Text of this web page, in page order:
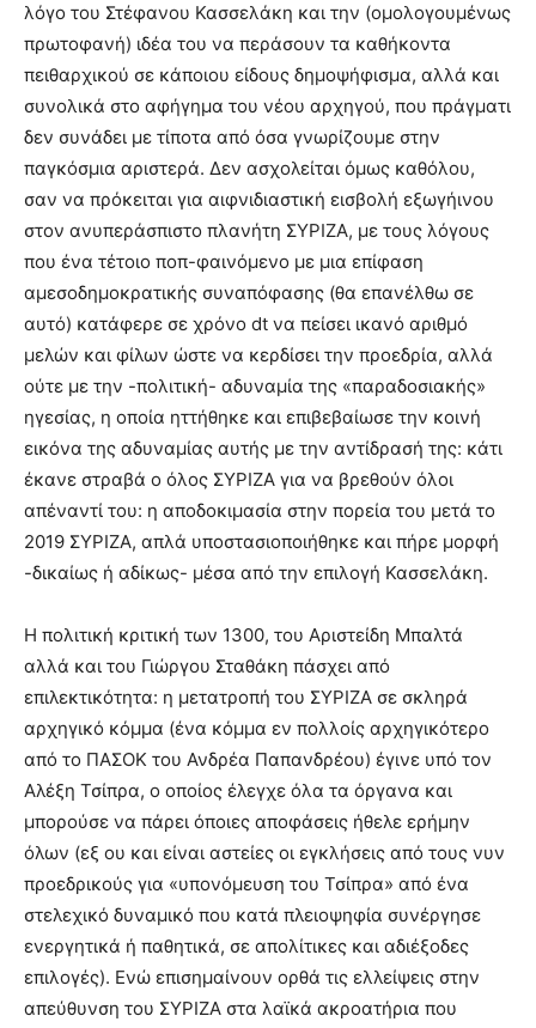
λόγο του Στέφανου Κασσελάκη και την (ομολογουμένως
πρωτοφανή) ιδέα του να περάσουν τα καθήκοντα
πειθαρχικού σε κάποιου είδους δημοψήφισμα, αλλά και
συνολικά στο αφήγημα του νέου αρχηγού, που πράγματι
δεν συνάδει με τίποτα από όσα γνωρίζουμε στην
παγκόσμια αριστερά. Δεν ασχολείται όμως καθόλου,
σαν να πρόκειται για αιφνιδιαστική εισβολή εξωγήινου
στον ανυπεράσπιστο πλανήτη ΣΥΡΙΖΑ, με τους λόγους
που ένα τέτοιο ποπ-φαινόμενο με μια επίφαση
αμεσοδημοκρατικής συναπόφασης (θα επανέλθω σε
αυτό) κατάφερε σε χρόνο dt να πείσει ικανό αριθμό
μελών και φίλων ώστε να κερδίσει την προεδρία, αλλά
ούτε με την -πολιτική- αδυναμία της «παραδοσιακής»
ηγεσίας, η οποία ηττήθηκε και επιβεβαίωσε την κοινή
εικόνα της αδυναμίας αυτής με την αντίδρασή της: κάτι
έκανε στραβά ο όλος ΣΥΡΙΖΑ για να βρεθούν όλοι
απέναντί του: η αποδοκιμασία στην πορεία του μετά το
2019 ΣΥΡΙΖΑ, απλά υποστασιοποιήθηκε και πήρε μορφή
-δικαίως ή αδίκως- μέσα από την επιλογή Κασσελάκη.
Η πολιτική κριτική των 1300, του Αριστείδη Μπαλτά
αλλά και του Γιώργου Σταθάκη πάσχει από
επιλεκτικότητα: η μετατροπή του ΣΥΡΙΖΑ σε σκληρά
αρχηγικό κόμμα (ένα κόμμα εν πολλοίς αρχηγικότερο
από το ΠΑΣΟΚ του Ανδρέα Παπανδρέου) έγινε υπό τον
Αλέξη Τσίπρα, ο οποίος έλεγχε όλα τα όργανα και
μπορούσε να πάρει όποιες αποφάσεις ήθελε ερήμην
όλων (εξ ου και είναι αστείες οι εγκλήσεις από τους νυν
προεδρικούς για «υπονόμευση του Τσίπρα» από ένα
στελεχικό δυναμικό που κατά πλειοψηφία συνέργησε
ενεργητικά ή παθητικά, σε απολίτικες και αδιέξοδες
επιλογές). Ενώ επισημαίνουν ορθά τις ελλείψεις στην
απεύθυνση του ΣΥΡΙΖΑ στα λαϊκά ακροατήρια που